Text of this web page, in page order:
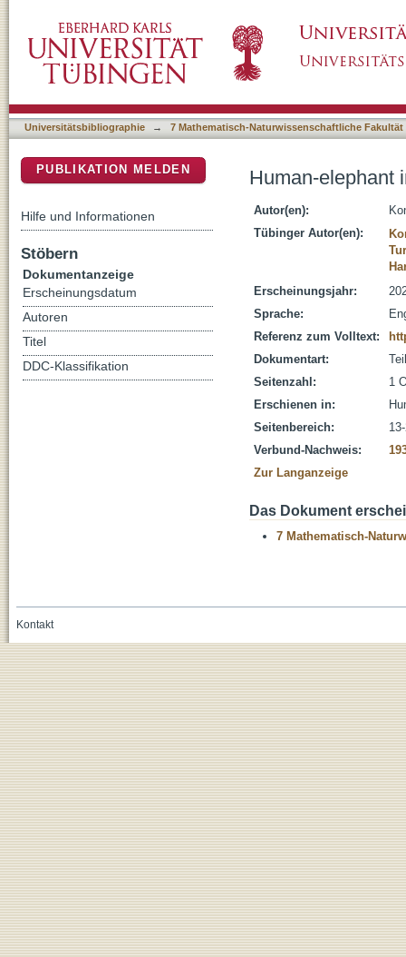
Universitätsbibliographie → 7 Mathematisch-Naturwissenschaftliche Fakultät
Human-elephant
Autor(en):
Tübinger Autor(en):
Erscheinungsjahr:
Sprache:
Referenz zum Volltext:
Dokumentart:
Seitenzahl:
1
Erschienen in:
Seitenbereich:
Verbund-Nachweis:
Zur Langanzeige
Das Dokument
7 Mathematisch-
PUBLIKATION MELDEN
Hilfe und Informationen
Stöbern
Dokumentanzeige
Erscheinungsdatum
Autoren
Titel
DDC-Klassifikation
Kontakt